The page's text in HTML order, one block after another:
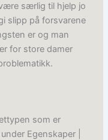
særlig til hjelp jo
slipp på forsvarene
er og man
for store damer
som er
Egenskaper |